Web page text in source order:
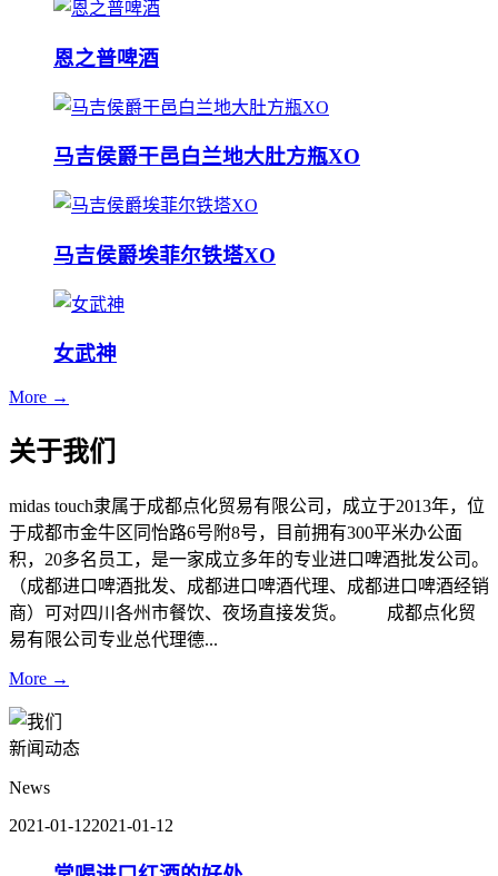
恩之普啤酒
马吉侯爵干邑白兰地大肚方瓶XO
马吉侯爵埃菲尔铁塔XO
女武神
More →
关于我们
midas touch隶属于成都点化贸易有限公司，成立于2013年，位
于成都市金牛区同怡路6号附8号，目前拥有300平米办公面
积，20多名员工，是一家成立多年的专业进口啤酒批发公司。
（成都进口啤酒批发、成都进口啤酒代理、成都进口啤酒经销
商）可对四川各州市餐饮、夜场直接发货。 成都点化贸
易有限公司专业总代理德...
More →
新闻动态
News
2021-01-122021-01-12